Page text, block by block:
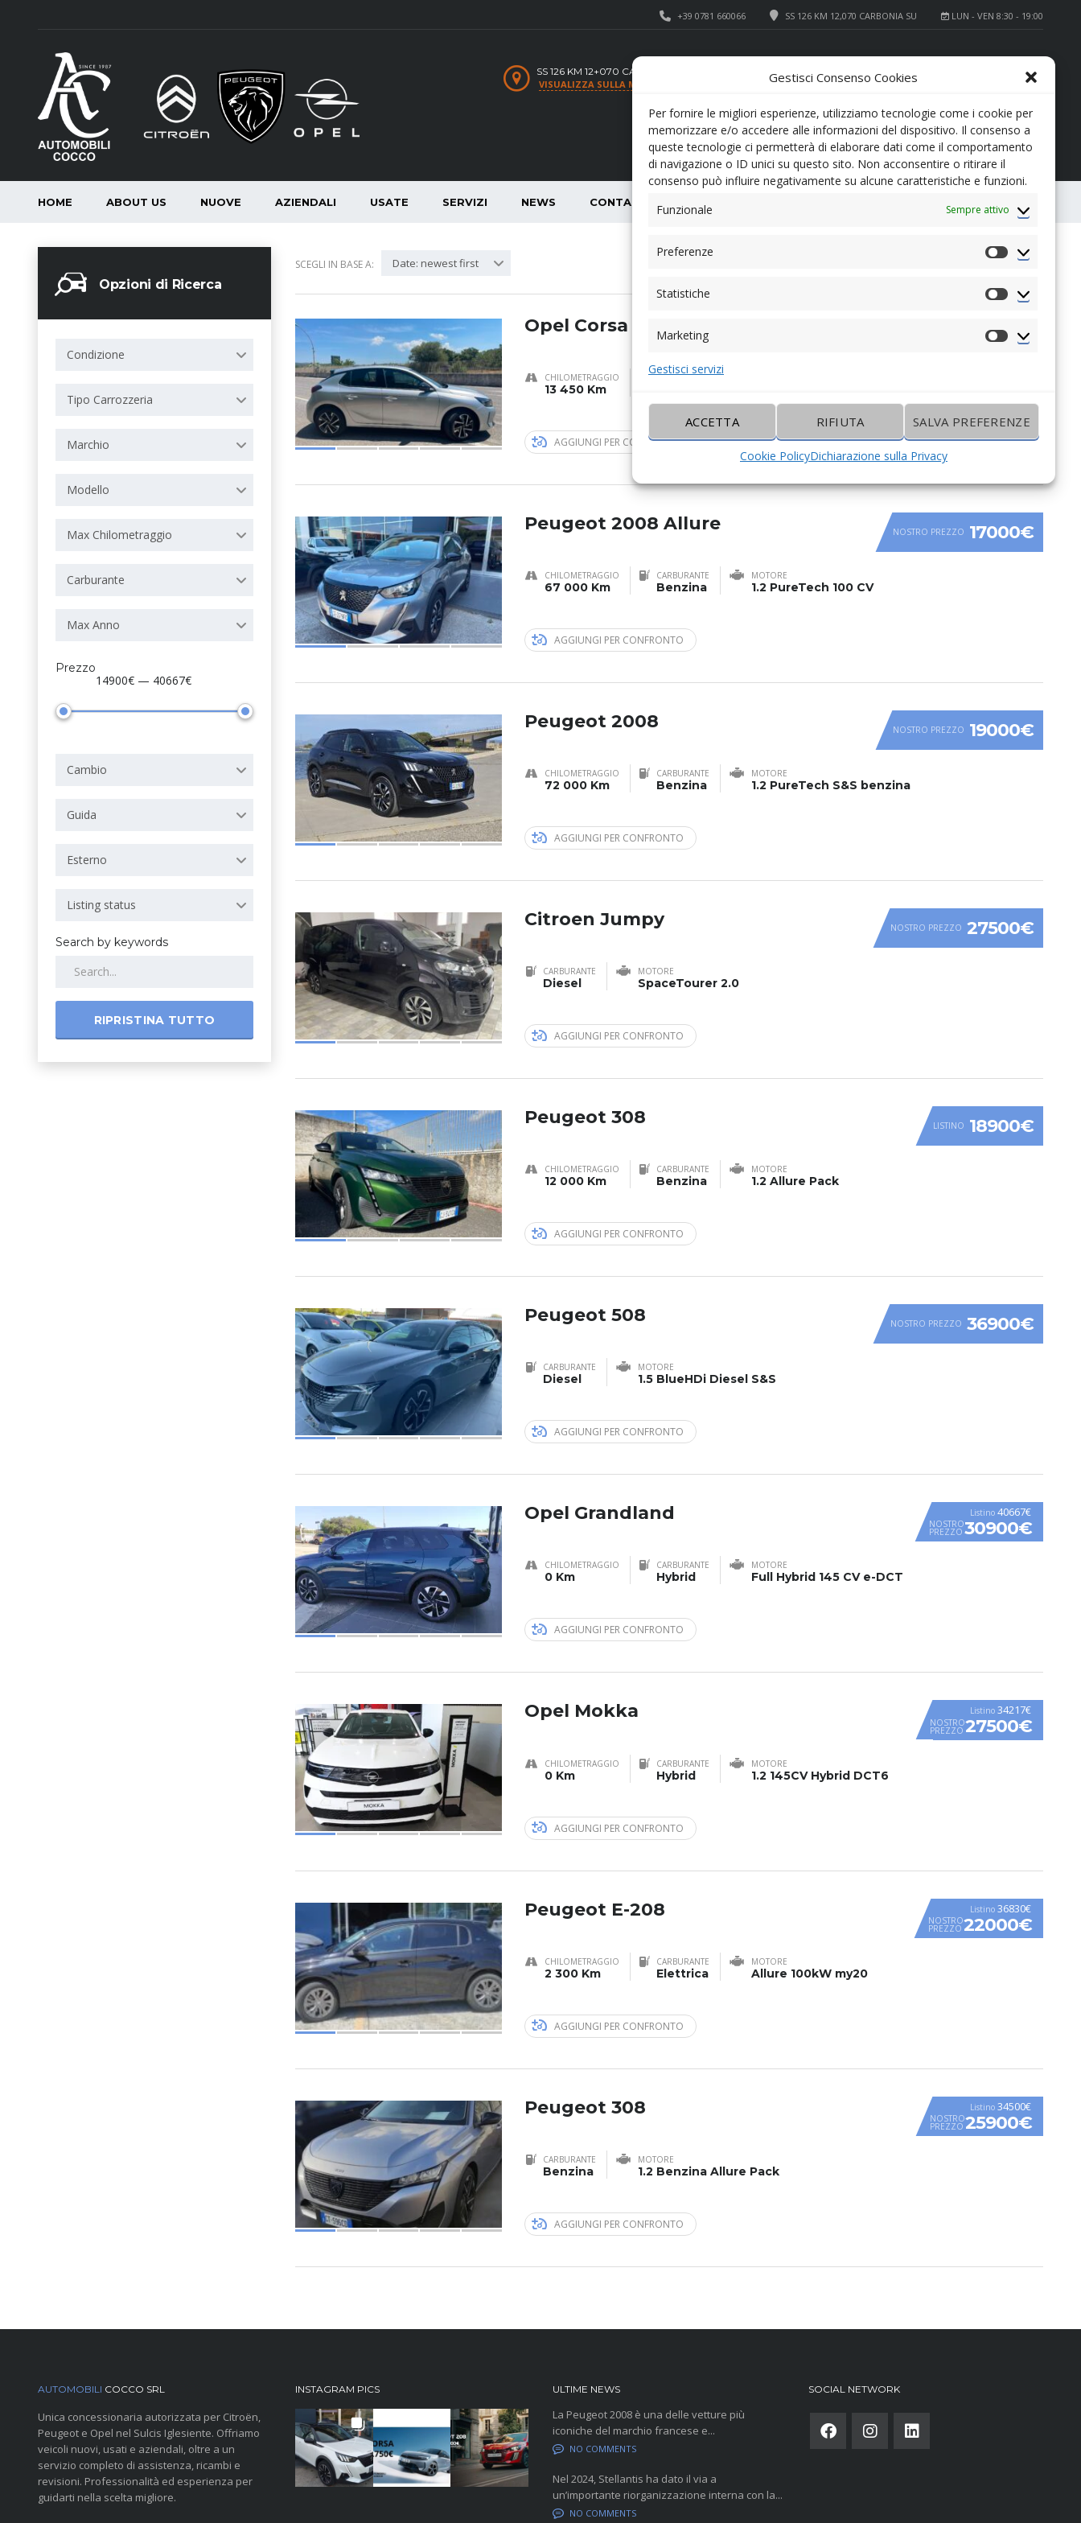
Gestisci Consenso Cookies
Per fornire le migliori esperienze, utilizziamo tecnologie come i cookie per
memorizzare e/o accedere alle informazioni del dispositivo. Il consenso a
queste tecnologie ci permetterà di elaborare dati come il comportamento
di navigazione o ID unici su questo sito. Non acconsentire o ritirare il
consenso può influire negativamente su alcune caratteristiche e funzioni.
Funzionale
Sempre attivo
Preferenze
Preferenze
Statistiche
Statistiche
Marketing
Marketing
Gestisci servizi
ACCETTA RIFIUTA SALVA PREFERENZE
Cookie PolicyDichiarazione sulla Privacy
LUN - VEN 8:30 - 19:00
SS 126 KM 12,070 CARBONIA SU
+39 0781 660066
SERVICE +39 0781 660066
SS 126 KM 12+070 CARBONIA SU
VISUALIZZA SULLA MAPPA
HOME ABOUT US NUOVE AZIENDALI USATE SERVIZI NEWS CONTATTI
Opzioni di Ricerca
Condizione
Tipo Carrozzeria
Marchio
Modello
Max Chilometraggio
Carburante
Max Anno
Prezzo
14900€ — 40667€
Cambio
Guida
Esterno
Listing status
Search by keywords
RIPRISTINA TUTTO
SCEGLI IN BASE A: Date: newest first
16000€
Opel Corsa
CHILOMETRAGGIO
13 450 Km
CARBURANTE
AGGIUNGI PER CONFRONTO
NOSTRO PREZZO 17000€
Peugeot 2008 Allure
CHILOMETRAGGIO
67 000 Km
CARBURANTE
Benzina
MOTORE
1.2 PureTech 100 CV
AGGIUNGI PER CONFRONTO
NOSTRO PREZZO 19000€
Peugeot 2008
CHILOMETRAGGIO
72 000 Km
CARBURANTE
Benzina
MOTORE
1.2 PureTech S&S benzina
AGGIUNGI PER CONFRONTO
NOSTRO PREZZO 27500€
Citroen Jumpy
CARBURANTE
Diesel
MOTORE
SpaceTourer 2.0
AGGIUNGI PER CONFRONTO
LISTINO 18900€
Peugeot 308
CHILOMETRAGGIO
12 000 Km
CARBURANTE
Benzina
MOTORE
1.2 Allure Pack
AGGIUNGI PER CONFRONTO
NOSTRO PREZZO 36900€
Peugeot 508
CARBURANTE
Diesel
MOTORE
1.5 BlueHDi Diesel S&S
AGGIUNGI PER CONFRONTO
Listino 40667€
NOSTRO
PREZZO 30900€
Opel Grandland
CHILOMETRAGGIO
0 Km
CARBURANTE
Hybrid
MOTORE
Full Hybrid 145 CV e-DCT
AGGIUNGI PER CONFRONTO
Listino 34217€
NOSTRO
PREZZO 27500€
Opel Mokka
CHILOMETRAGGIO
0 Km
CARBURANTE
Hybrid
MOTORE
1.2 145CV Hybrid DCT6
AGGIUNGI PER CONFRONTO
Listino 36830€
NOSTRO
PREZZO 22000€
Peugeot E-208
CHILOMETRAGGIO
2 300 Km
CARBURANTE
Elettrica
MOTORE
Allure 100kW my20
AGGIUNGI PER CONFRONTO
Listino 34500€
NOSTRO
PREZZO 25900€
Peugeot 308
CARBURANTE
Benzina
MOTORE
1.2 Benzina Allure Pack
AGGIUNGI PER CONFRONTO
AUTOMOBILI COCCO SRL
Unica concessionaria autorizzata per Citroën,
Peugeot e Opel nel Sulcis Iglesiente. Offriamo
veicoli nuovi, usati e aziendali, oltre a un
servizio completo di assistenza, ricambi e
revisioni. Professionalità ed esperienza per
guidarti nella scelta migliore.
INSTAGRAM PICS ULTIME NEWS
La Peugeot 2008 è una delle vetture più
iconiche del marchio francese e...
NO COMMENTS
Nel 2024, Stellantis ha dato il via a
un’importante riorganizzazione interna con la...
NO COMMENTS
SOCIAL NETWORK